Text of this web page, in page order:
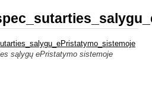
sąlygų ePristatymo sistemoje